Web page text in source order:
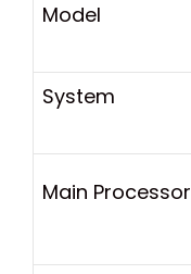
Model
System
Main Processor